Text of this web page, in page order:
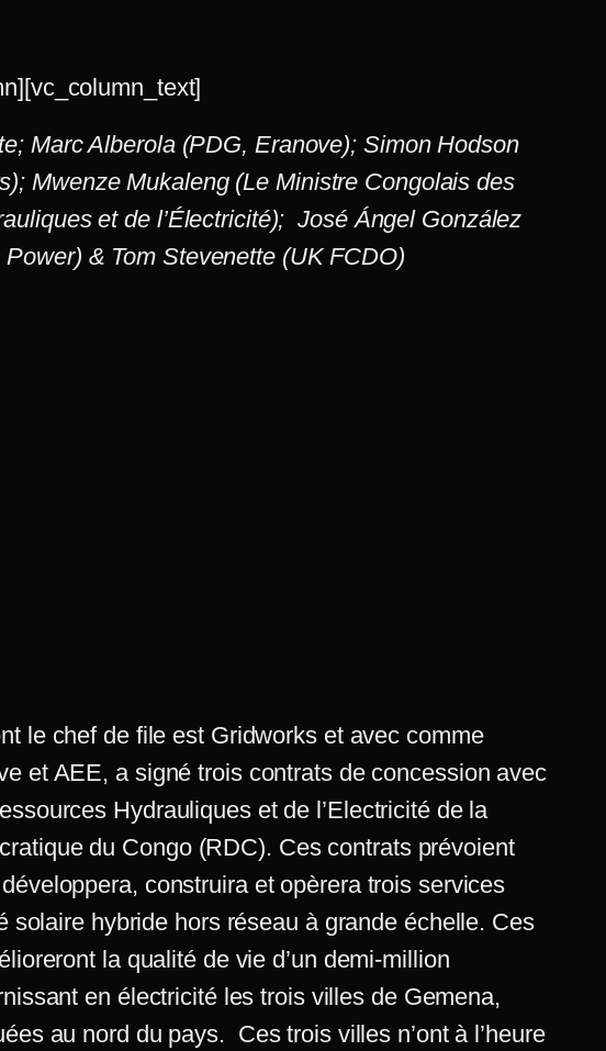
Marc Alberola (PDG, Eranove); Simon Hodson
Mwenze Mukaleng (Le Ministre Congolais des
et de l’Électricité); José Ángel González
& Tom Stevenette (UK FCDO)
le chef de file est Gridworks et avec comme
et AEE, a signé trois contrats de concession avec
Hydrauliques et de l’Electricité de la
du Congo (RDC). Ces contrats prévoient
construira et opèrera trois services
solaire hybride hors réseau à grande échelle. Ces
la qualité de vie d’un demi-million
en électricité les trois villes de Gemena,
au nord du pays. Ces trois villes n’ont à l’heure